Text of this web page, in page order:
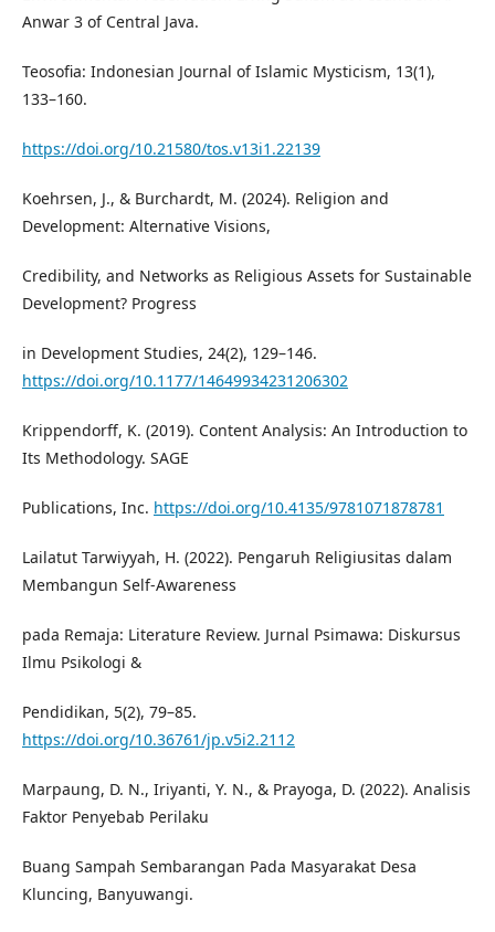
Anwar 3 of Central Java.
Teosofia: Indonesian Journal of Islamic Mysticism, 13(1),
133–160.
https://doi.org/10.21580/tos.v13i1.22139
Koehrsen, J., & Burchardt, M. (2024). Religion and
Development: Alternative Visions,
Credibility, and Networks as Religious Assets for Sustainable
Development? Progress
in Development Studies, 24(2), 129–146.
https://doi.org/10.1177/14649934231206302
Krippendorff, K. (2019). Content Analysis: An Introduction to
Its Methodology. SAGE
Publications, Inc. https://doi.org/10.4135/9781071878781
Lailatut Tarwiyyah, H. (2022). Pengaruh Religiusitas dalam
Membangun Self-Awareness
pada Remaja: Literature Review. Jurnal Psimawa: Diskursus
Ilmu Psikologi &
Pendidikan, 5(2), 79–85.
https://doi.org/10.36761/jp.v5i2.2112
Marpaung, D. N., Iriyanti, Y. N., & Prayoga, D. (2022). Analisis
Faktor Penyebab Perilaku
Buang Sampah Sembarangan Pada Masyarakat Desa
Kluncing, Banyuwangi.